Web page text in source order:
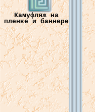
Камуфляж на
пленке и баннере